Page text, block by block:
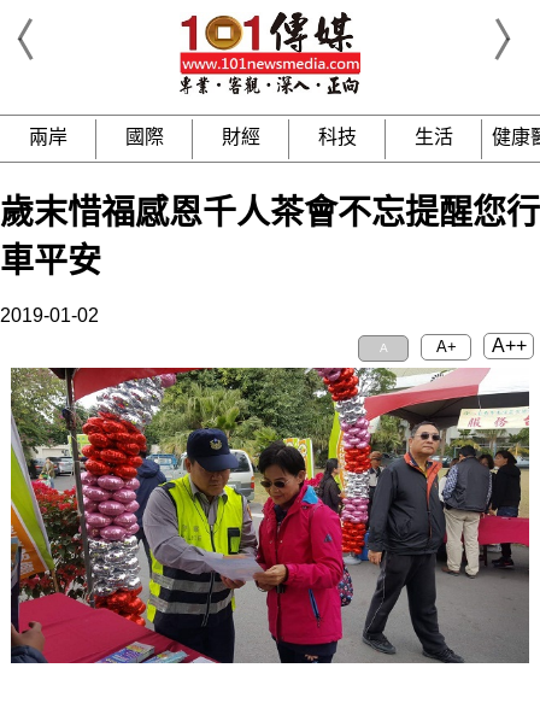
兩岸 國際 財經 科技 生活 健康
歲末惜福感恩千人茶會不忘提醒您行
車平安
2019-01-02
A A+ A++